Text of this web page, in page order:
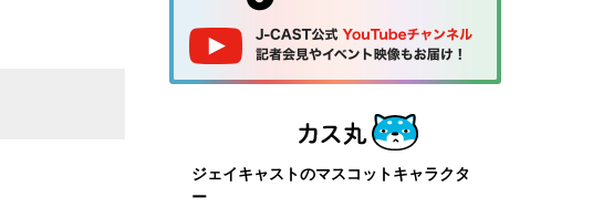
ジェイキャストのマスコットキャラクタ
ー